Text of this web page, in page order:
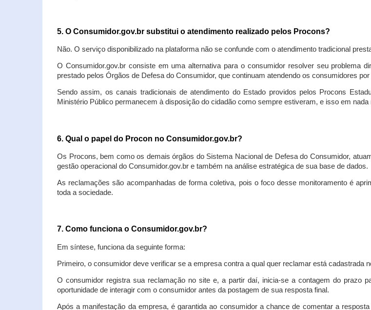
5. O Consumidor.gov.br substitui o atendimento realizado pelos Procons?
Não. O serviço disponibilizado na plataforma não se confunde com o atendimento tradicional
O Consumidor.gov.br consiste em uma alternativa para o consumidor resolver seu problema
prestado pelos Órgãos de Defesa do Consumidor, que continuam atendendo os consumidores
Sendo assim, os canais tradicionais de atendimento do Estado providos pelos Procons
Ministério Público permanecem à disposição do cidadão como sempre estiveram, e isso em
6. Qual o papel do Procon no Consumidor.gov.br?
Os Procons, bem como os demais órgãos do Sistema Nacional de Defesa do Consumidor,
gestão operacional do Consumidor.gov.br e também na análise estratégica de sua base de dados.
As reclamações são acompanhadas de forma coletiva, pois o foco desse monitoramento é
toda a sociedade.
7. Como funciona o Consumidor.gov.br?
Em síntese, funciona da seguinte forma:
Primeiro, o consumidor deve verificar se a empresa contra a qual quer reclamar está cadastrada
O consumidor registra sua reclamação no site e, a partir daí, inicia-se a contagem do prazo
oportunidade de interagir com o consumidor antes da postagem de sua resposta final.
Após a manifestação da empresa, é garantida ao consumidor a chance de comentar a